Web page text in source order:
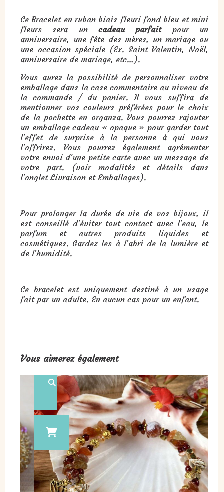
Ce Bracelet en ruban biais fleuri fond bleu et mini
fleurs sera un cadeau parfaitpour un
anniversaire, une fête des mères, un mariage ou
une occasion spéciale (Ex. Saint-Valentin, Noël,
anniversaire de mariage, etc…).
Vous aurez la possibilité de personnaliser votre
emballage dans la case commentaire au niveau de
la commande / du panier. Il vous suffira de
mentionner vos couleurs préférées pour le choix
de la pochette en organza. Vous pourrez rajouter
un emballage cadeau « opaque » pour garder tout
l’effet de surprise à la personne à qui vous
l’offrirez. Vous pourrez également agrémenter
votre envoi d’une petite carte avec un message de
votre part. (voir modalités et détails dans
l’onglet Livraison et Emballages).
Pour prolonger la durée de vie de vos bijoux, il
est conseillé d’éviter tout contact avec l’eau, le
parfum et autres produits liquides et
cosmétiques. Gardez-les à l'abri de la lumière et
de l'humidité.
Ce bracelet est uniquement destiné à un usage
fait par un adulte. En aucun cas pour un enfant.
Vous aimerez également